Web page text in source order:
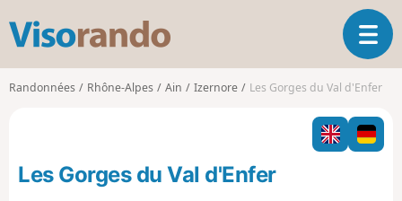
s
o
o
O
u
v
i
r
l
Randonnées Rhône-Alpes Ain Izernore Les Gorges du Val d'Enfer
Les Gorges du Val d'Enfer